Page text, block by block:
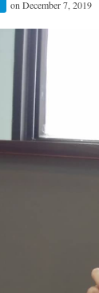
on December 7, 2019